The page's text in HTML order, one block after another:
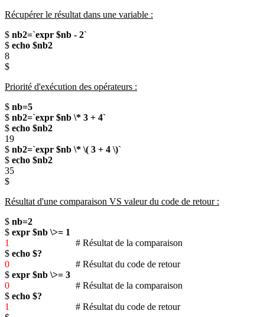
Récupérer le résultat dans une variable :
$ nb2=`expr $nb - 2`
$ echo $nb2
8
$
Priorité d'exécution des opérateurs :
$ nb=5
$ nb2=`expr $nb \* 3 + 4`
$ echo $nb2
19
$ nb2=`expr $nb \* \( 3 + 4 \)`
$ echo $nb2
35
$
Résultat d'une comparaison VS valeur du code de retour :
$ nb=2
$ expr $nb \>= 1
1
# Résultat de la comparaison
$ echo $?
0 # Résultat du code de retour
$ expr $nb \>= 3
0 # Résultat de la comparaison
$ echo $?
1
# Résultat du code de retour